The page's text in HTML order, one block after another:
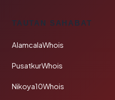
TAUTAN SAHABAT
AlamcalaWhois
PusatkurWhois
Nikoya10Whois